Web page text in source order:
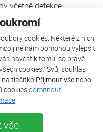
cookies. Některé z nich
jiné nám pomohou vylepšit
navést k tomu, co právě
cookies? Svůj souhlas
na tlačítko Přijmout všenebo
cookiesodmítnout
vše
včetně detekce
zpětným proplachem a
chránící proti
SYSTEM JPCS-FB
mechanickým
JUDO PIPE-CARE
vodního kamene
instalace,
kamenem, korozí